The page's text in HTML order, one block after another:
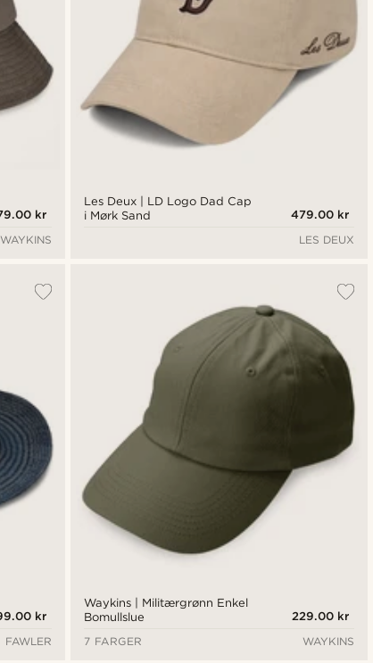
kr
WAYKINS
Les Deux | LD Logo Dad Cap
i Mørk Sand
479.00 kr
LES DEUX
kr
FAWLER
Waykins | Militærgrønn Enkel
Bomullslue
229.00 kr
7 FARGER
WAYKINS